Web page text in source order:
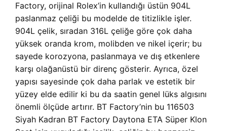
Factory, orijinal Rolex’in kullandığı üstün 904L
paslanmaz çeliği bu modelde de titizlikle işler.
904L çelik, sıradan 316L çeliğe göre çok daha
yüksek oranda krom, molibden ve nikel içerir; bu
sayede korozyona, paslanmaya ve dış etkenlere
karşı olağanüstü bir direnç gösterir. Ayrıca, özel
yapısı sayesinde çok daha parlak ve estetik bir
yüzey elde edilir ki bu da saatin genel lüks algısını
önemli ölçüde artırır. BT Factory’nin bu 116503
Siyah Kadran BT Factory Daytona ETA Süper Klon